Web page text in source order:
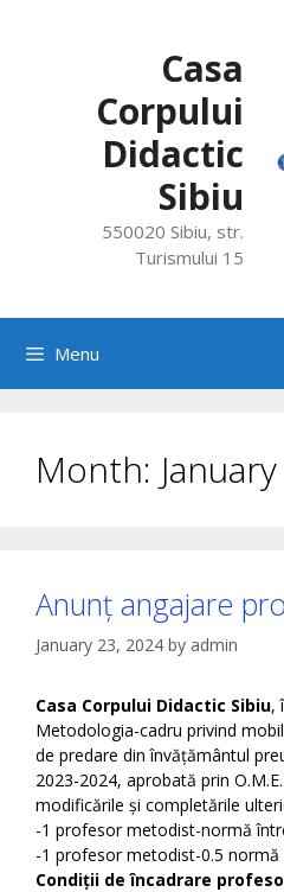
Casa
Corpului
Didactic
Sibiu
550020 Sibiu, str.
Turismului 15
Menu
Month:
Anunț angajare
January 23, 2024 by admin
Casa Corpului Didactic Sibiu,
Metodologia-cadru privind
de predare din învățământul
2023-2024, aprobată prin
modificările și completările
-1 profesor metodist-normă
-1 profesor metodist-0.5 normă
Condiții de încadrare